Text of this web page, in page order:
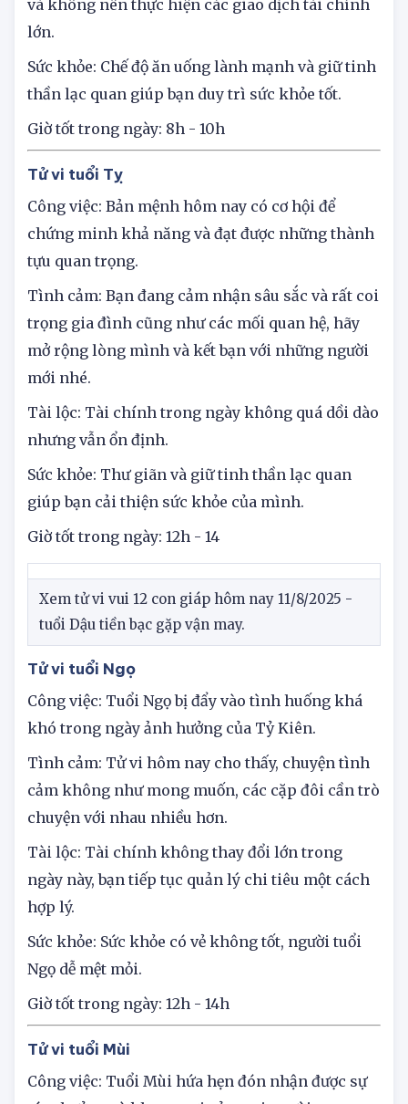
Tài lộc: Tiếp tục quản lý chi tiêu một cách hợp lý
và không nên thực hiện các giao dịch tài chính
lớn.
Sức khỏe: Chế độ ăn uống lành mạnh và giữ tinh
thần lạc quan giúp bạn duy trì sức khỏe tốt.
Giờ tốt trong ngày: 8h - 10h
Tử vi tuổi Tỵ
Công việc: Bản mệnh hôm nay có cơ hội để
chứng minh khả năng và đạt được những thành
tựu quan trọng.
Tình cảm: Bạn đang cảm nhận sâu sắc và rất coi
trọng gia đình cũng như các mối quan hệ, hãy
mở rộng lòng mình và kết bạn với những người
mới nhé.
Tài lộc: Tài chính trong ngày không quá dồi dào
nhưng vẫn ổn định.
Sức khỏe: Thư giãn và giữ tinh thần lạc quan
giúp bạn cải thiện sức khỏe của mình.
Giờ tốt trong ngày: 12h - 14
Xem tử vi vui 12 con giáp hôm nay 11/8/2025 -
tuổi Dậu tiền bạc gặp vận may.
Tử vi tuổi Ngọ
Công việc: Tuổi Ngọ bị đẩy vào tình huống khá
khó trong ngày ảnh hưởng của Tỷ Kiên.
Tình cảm: Tử vi hôm nay cho thấy, chuyện tình
cảm không như mong muốn, các cặp đôi cần trò
chuyện với nhau nhiều hơn.
Tài lộc: Tài chính không thay đổi lớn trong
ngày này, bạn tiếp tục quản lý chi tiêu một cách
hợp lý.
Sức khỏe: Sức khỏe có vẻ không tốt, người tuổi
Ngọ dễ mệt mỏi.
Giờ tốt trong ngày: 12h - 14h
Tử vi tuổi Mùi